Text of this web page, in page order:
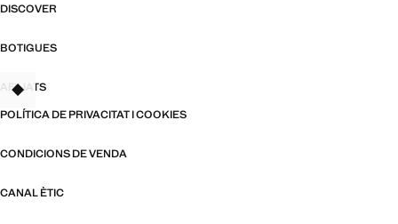
DISCOVER
BOTIGUES
AFILIATS
POLÍTICA DE PRIVACITAT I COOKIES
CONDICIONS DE VENDA
CANAL ÈTIC